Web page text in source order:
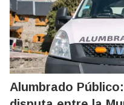
Alumbrado